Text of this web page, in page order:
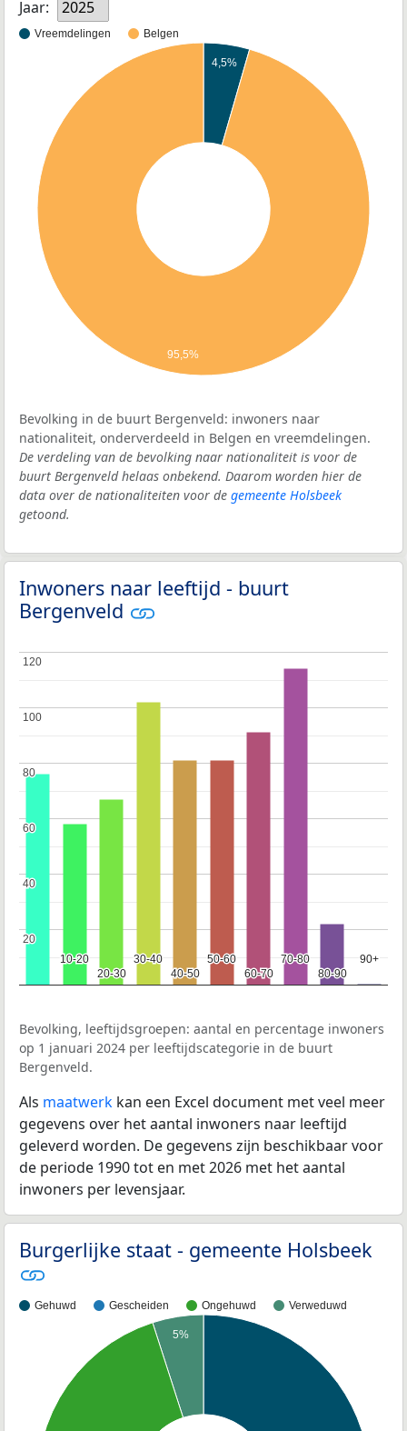
Jaar: 2025
Vreemdelingen Belgen
4,5%
95,5%
Bevolking in de buurt Bergenveld: inwoners naar
nationaliteit, onderverdeeld in Belgen en vreemdelingen.
De verdeling van de bevolking naar nationaliteit is voor de
buurt Bergenveld helaas onbekend. Daarom worden hier de
data over de nationaliteiten voor de gemeente Holsbeek
getoond.
Inwoners naar leeftijd - buurt
Bergenveld
10-20
10-20
20-30
20-30
30-40
30-40
40-50
40-50
50-60
50-60
60-70
60-70
70-80
70-80
80-90
80-90
90+
90+
20
20
40
40
60
60
80
80
100
100
120
120
Bevolking, leeftijdsgroepen: aantal en percentage inwoners
op 1 januari 2024 per leeftijdscategorie in de buurt
Bergenveld.
Als maatwerk kan een Excel document met veel meer
gegevens over het aantal inwoners naar leeftijd
geleverd worden. De gegevens zijn beschikbaar voor
de periode 1990 tot en met 2026 met het aantal
inwoners per levensjaar.
Burgerlijke staat - gemeente Holsbeek
Gehuwd Gescheiden Ongehuwd Verweduwd
5%